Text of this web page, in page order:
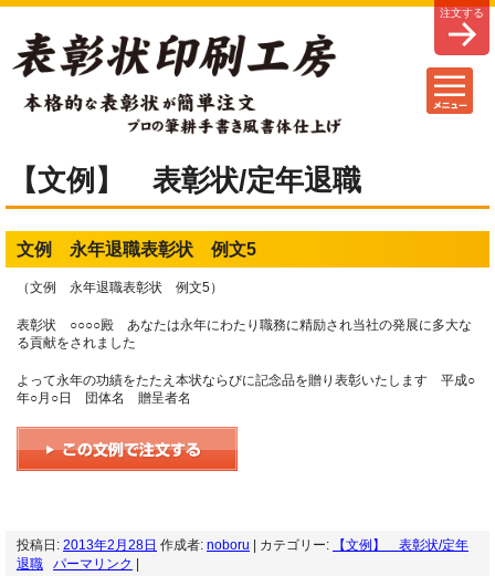
【文例】 表彰状/定年退職
文例 永年退職表彰状 例文5
（文例 永年退職表彰状 例文5）
表彰状 ○○○○殿 あなたは永年にわたり職務に精励され当社の発展に多大な
る貢献をされました
よって永年の功績をたたえ本状ならびに記念品を贈り表彰いたします 平成○
年○月○日 団体名 贈呈者名
投稿日: 2013年2月28日 作成者: noboru | カテゴリー:
【文例】 表彰状/定年
退職
パーマリンク